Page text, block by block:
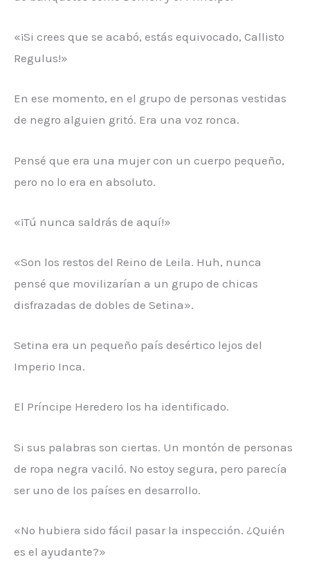
«¡Si crees que se acabó, estás equivocado, Callisto
Regulus!»
En ese momento, en el grupo de personas vestidas
de negro alguien gritó. Era una voz ronca.
Pensé que era una mujer con un cuerpo pequeño,
pero no lo era en absoluto.
«¡Tú nunca saldrás de aquí!»
«Son los restos del Reino de Leila. Huh, nunca
pensé que movilizarían a un grupo de chicas
disfrazadas de dobles de Setina».
Setina era un pequeño país desértico lejos del
Imperio Inca.
El Príncipe Heredero los ha identificado.
Si sus palabras son ciertas. Un montón de personas
de ropa negra vaciló. No estoy segura, pero parecía
ser uno de los países en desarrollo.
«No hubiera sido fácil pasar la inspección. ¿Quién
es el ayudante?»